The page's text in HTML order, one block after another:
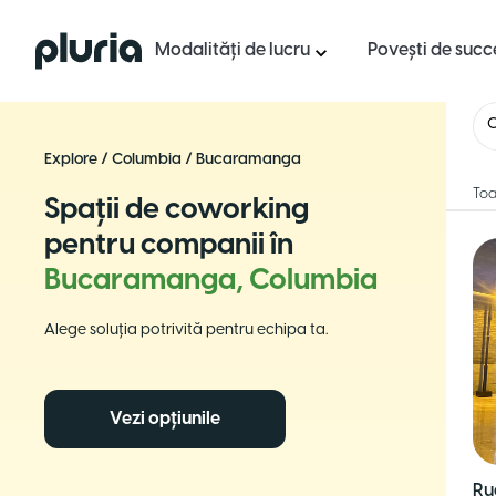
Logo Pluria Modalități de lucru Povești de
Explore / Columbia / Bucaramanga
Spații de coworking
pentru companii în
Bucaramanga, Columbia
Alege soluția potrivită pentru echipa ta.
Vezi opțiunile